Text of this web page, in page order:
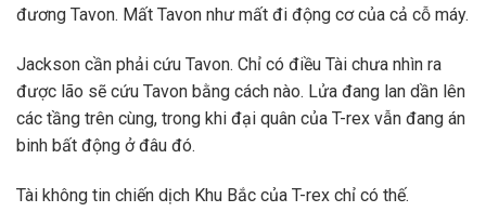
đương Tavon. Mất Tavon như mất đi động cơ của cả cỗ máy.
Jackson cần phải cứu Tavon. Chỉ có điều Tài chưa nhìn ra
được lão sẽ cứu Tavon bằng cách nào. Lửa đang lan dần lên
các tầng trên cùng, trong khi đại quân của T-rex vẫn đang án
binh bất động ở đâu đó.
Tài không tin chiến dịch Khu Bắc của T-rex chỉ có thế.